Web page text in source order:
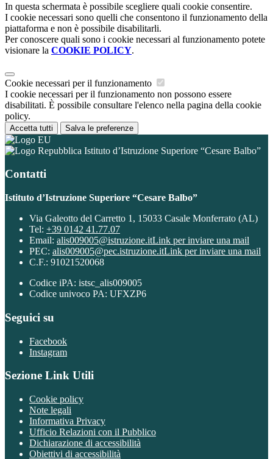
In questa schermata è possibile scegliere quali cookie consentire.
I cookie necessari sono quelli che consentono il funzionamento della
piattaforma e non è possibile disabilitarli.
Per conoscere quali sono i cookie necessari al funzionamento potete
visionare la COOKIE POLICY.
Cookie necessari per il funzionamento
I cookie necessari per il funzionamento non possono essere
disabilitati. È possibile consultare l'elenco nella pagina della cookie
policy.
Accetta tutti Salva le preferenze
Istituto d’Istruzione Superiore “Cesare Balbo”
Contatti
Istituto d’Istruzione Superiore “Cesare Balbo”
Via Galeotto del Carretto 1, 15033 Casale Monferrato (AL)
Tel: +39 0142 41.77.07
Email: alis009005@istruzione.itLink per inviare una mail
PEC: alis009005@pec.istruzione.itLink per inviare una mail
C.F.: 91021520068
Codice iPA: istsc_alis009005
Codice univoco PA: UFXZP6
Seguici su
Facebook
Instagram
Sezione Link Utili
Cookie policy
Note legali
Informativa Privacy
Ufficio Relazioni con il Pubblico
Dichiarazione di accessibilità
Obiettivi di accessibilità